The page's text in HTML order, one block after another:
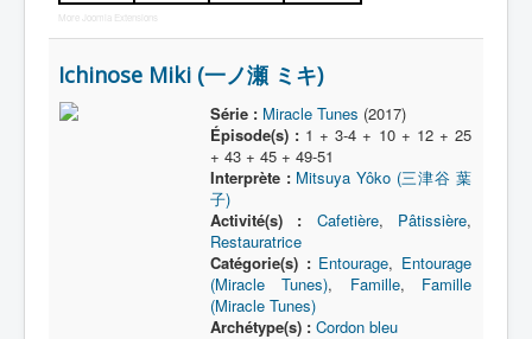
More Joomla Extensions
Ichinose Miki (一ノ瀬 ミキ)
Série : Miracle Tunes (2017)
Épisode(s) : 1 + 3-4 + 10 + 12 + 25
+ 43 + 45 + 49-51
Interprète : Mitsuya Yôko (三津谷 葉
子)
Activité(s) :
Cafetière, Pâtissière,
Restauratrice
Catégorie(s) : Entourage, Entourage
(Miracle Tunes), Famille, Famille
(Miracle Tunes)
Archétype(s) : Cordon bleu